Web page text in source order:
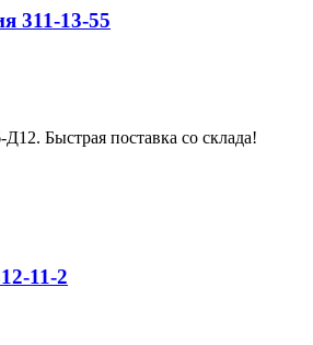
311-13-55
Быстрая поставка со склада!
11-2